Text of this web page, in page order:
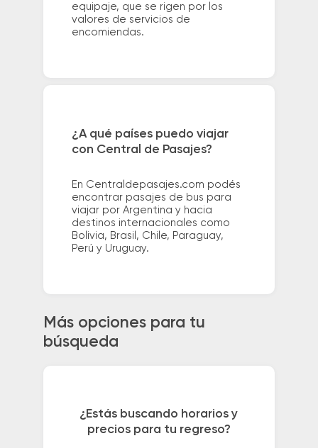
equipaje, que se rigen por los
valores de servicios de
encomiendas.
¿A qué países puedo viajar
con Central de Pasajes?
En Centraldepasajes.com podés
encontrar pasajes de bus para
viajar por Argentina y hacia
destinos internacionales como
Bolivia, Brasil, Chile, Paraguay,
Perú y Uruguay.
Más opciones para tu
búsqueda
¿Estás buscando horarios y
precios para tu regreso?